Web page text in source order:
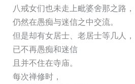
八戒女们也未走上毗婆舍那之路，
仍然在愚痴与迷信之中交流。
但是却有女居士、老居士等几人，
已不再愚痴和迷信
且并不住在寺庙。
每次禅修时，